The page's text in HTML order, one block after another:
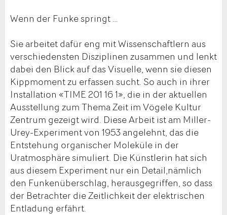
Wenn der Funke springt …
Sie arbeitet dafür eng mit Wissenschaftlern aus
verschiedensten Disziplinen zusammen und lenkt
dabei den Blick auf das Visuelle, wenn sie diesen
Kippmoment zu erfassen sucht. So auch in ihrer
Installation «TIME 201 16 1», die in der aktuellen
Ausstellung zum Thema Zeit im Vögele Kultur
Zentrum gezeigt wird. Diese Arbeit ist am Miller-
Urey-Experiment von 1953 angelehnt, das die
Entstehung organischer Moleküle in der
Uratmosphäre simuliert. Die Künstlerin hat sich
aus diesem Experiment nur ein Detail,nämlich
den Funkenüberschlag, herausgegriffen, so dass
der Betrachter die Zeitlichkeit der elektrischen
Entladung erfährt.